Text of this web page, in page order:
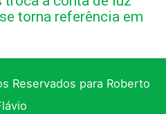
torna referência em
Reservados para Roberto